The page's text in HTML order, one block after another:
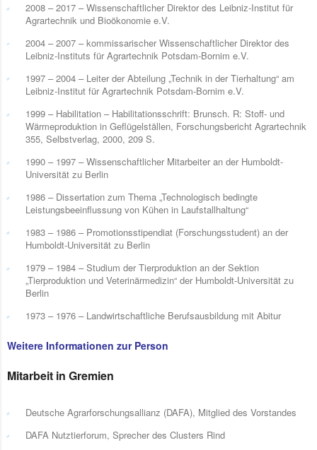
2008 – 2017 – Wissenschaftlicher Direktor des Leibniz-Institut für
Agrartechnik und Bioökonomie e.V.
2004 – 2007 – kommissarischer Wissenschaftlicher Direktor des
Leibniz-Instituts für Agrartechnik Potsdam-Bornim e.V.
1997 – 2004 – Leiter der Abteilung „Technik in der Tierhaltung“ am
Leibniz-Institut für Agrartechnik Potsdam-Bornim e.V.
1999 – Habilitation – Habilitationsschrift: Brunsch. R: Stoff- und
Wärmeproduktion in Geflügelställen, Forschungsbericht Agrartechnik
355, Selbstverlag, 2000, 209 S.
1990 – 1997 – Wissenschaftlicher Mitarbeiter an der Humboldt-
Universität zu Berlin
1986 – Dissertation zum Thema „Technologisch bedingte
Leistungsbeeinflussung von Kühen in Laufstallhaltung“
1983 – 1986 – Promotionsstipendiat (Forschungsstudent) an der
Humboldt-Universität zu Berlin
1979 – 1984 – Studium der Tierproduktion an der Sektion
„Tierproduktion und Veterinärmedizin“ der Humboldt-Universität zu
Berlin
1973 – 1976 – Landwirtschaftliche Berufsausbildung mit Abitur
Weitere Informationen zur Person
Mitarbeit in Gremien
Deutsche Agrarforschungsallianz (DAFA), Mitglied des Vorstandes
DAFA Nutztierforum, Sprecher des Clusters Rind